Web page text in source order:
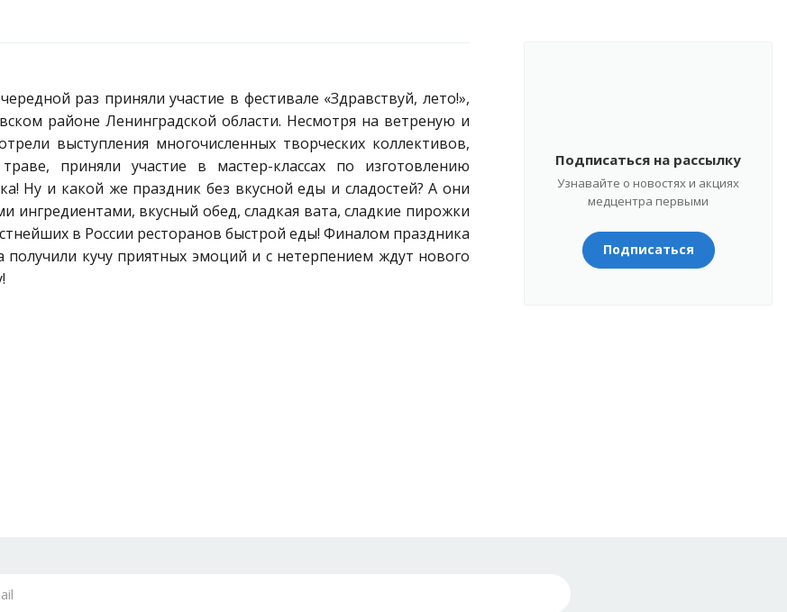
раз приняли участие в фестивале «Здравствуй, лето!»,
районе Ленинградской области. Несмотря на ветреную и
выступления многочисленных творческих коллективов,
приняли участие в мастер-классах по изготовлению
Ну и какой же праздник без вкусной еды и сладостей? А они
ингредиентами, вкусный обед, сладкая вата, сладкие пирожки
в России ресторанов быстрой еды! Финалом праздника
кучу приятных эмоций и с нетерпением ждут нового
Подписаться на рассылку
Узнавайте о новостях и акциях
медцентра первыми
Подписаться